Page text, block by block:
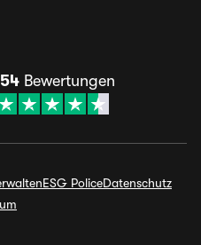
Bewertungen
ESG PoliceDatenschutz